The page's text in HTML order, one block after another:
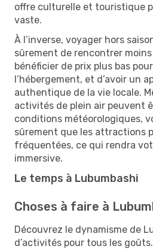
offre culturelle et touristique
vaste.
À l’inverse, voyager hors
sûrement de rencontrer
bénéficier de prix plus bas
l’hébergement, et d’avoir un
authentique de la vie locale.
activités de plein air peuvent
conditions météorologiques,
sûrement que les attractions
fréquentées, ce qui rendra
immersive.
Le temps à Lubumbashi
Choses à faire à
Découvrez le dynamisme de
d’activités pour tous les